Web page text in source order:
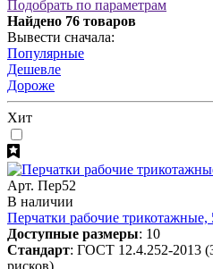
Подобрать по параметрам
Найдено 76 товаров
Вывести сначала:
Популярные
Дешевле
Дороже
Хит
Арт. Пер52
В наличии
Перчатки рабочие
Доступные размеры: 10
Стандарт: ГОСТ 12.4.252-2013